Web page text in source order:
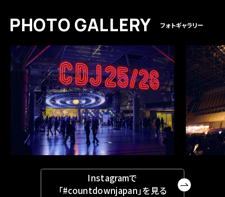
PHOTO GALLERY フォトギャラリー
Instagramで
「#countdownjapan」を見る